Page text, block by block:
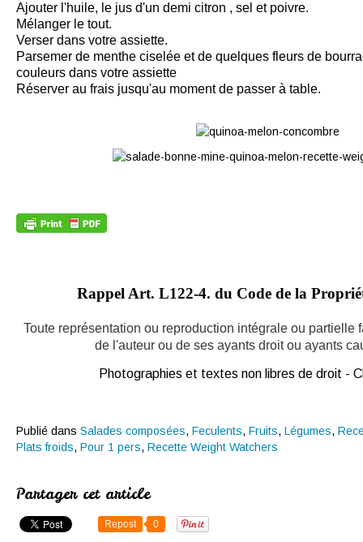
Ajouter l'huile, le jus d'un demi citron , sel et poivre.
Mélanger le tout.
Verser dans votre assiette.
Parsemer de menthe ciselée et de quelques fleurs de
couleurs dans votre assiette
Réserver au frais jusqu'au moment de passer à table.
Rappel Art. L122-4. du Code de la
Toute représentation ou reproduction intégrale ou partielle
de l'auteur ou de ses ayants droit ou ayants
Photographies et textes non libres de droit -
Publié dans Salades composées, Feculents, Fruits, Légumes,
Plats froids, Pour 1 pers, Recette Weight Watchers
Partager cet article
Repost 0